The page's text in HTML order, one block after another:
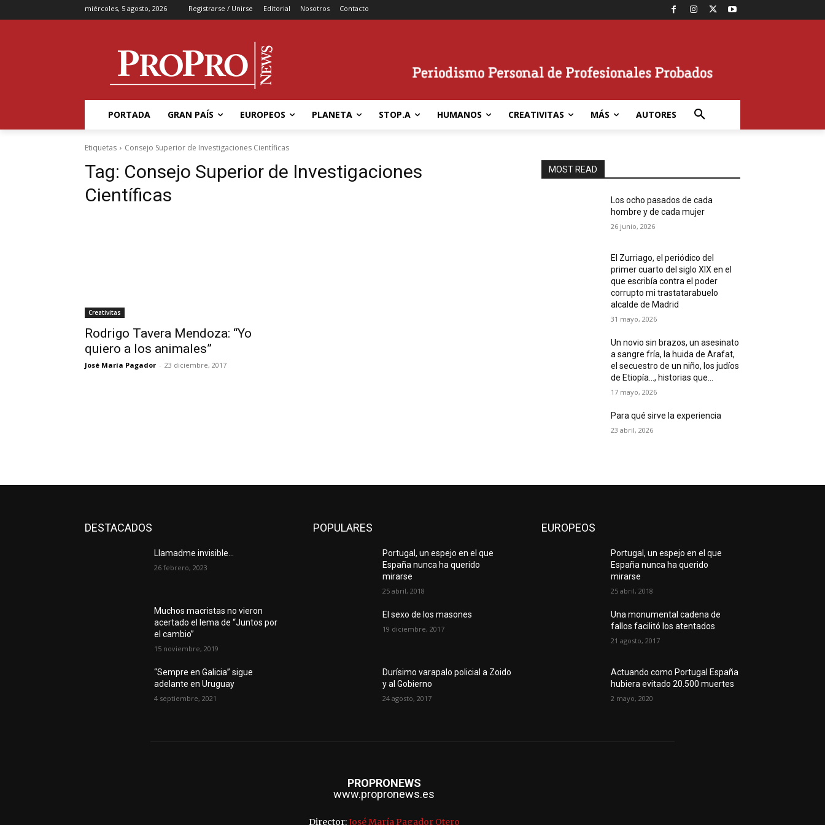
miércoles, 5 agosto, 2026 Registrarse / Unirse Editorial Nosotros Contacto
PORTADA GRAN PAÍS EUROPEOS PLANETA STOP.A HUMANOS CREATIVITAS MÁS AUTORES
Etiquetas Consejo Superior de Investigaciones Científicas
Tag: Consejo Superior de Investigaciones
Científicas
Creativitas
Rodrigo Tavera Mendoza: “Yo
quiero a los animales”
José María Pagador - 23 diciembre, 2017
MOST READ
Los ocho pasados de cada
hombre y de cada mujer
26 junio, 2026
El Zurriago, el periódico del
primer cuarto del siglo XIX en el
que escribía contra el poder
corrupto mi trastatarabuelo
alcalde de Madrid
31 mayo, 2026
Un novio sin brazos, un asesinato
a sangre fría, la huida de Arafat,
el secuestro de un niño, los judíos
de Etiopía…, historias que...
17 mayo, 2026
Para qué sirve la experiencia
23 abril, 2026
DESTACADOS
Llamadme invisible…
26 febrero, 2023
Muchos macristas no vieron
acertado el lema de “Juntos por
el cambio”
15 noviembre, 2019
“Sempre en Galicia” sigue
adelante en Uruguay
4 septiembre, 2021
POPULARES
Portugal, un espejo en el que
España nunca ha querido
mirarse
25 abril, 2018
El sexo de los masones
19 diciembre, 2017
Durísimo varapalo policial a Zoido
y al Gobierno
24 agosto, 2017
EUROPEOS
Portugal, un espejo en el que
España nunca ha querido
mirarse
25 abril, 2018
Una monumental cadena de
fallos facilitó los atentados
21 agosto, 2017
Actuando como Portugal España
hubiera evitado 20.500 muertes
2 mayo, 2020
PROPRONEWS
www.propronews.es
Director:José María Pagador Otero